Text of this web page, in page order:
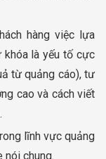
hàng việc lựa
khóa là yếu tố cực
từ quảng cáo), tư
cao và cách viết
lĩnh vực quảng
nói chung.